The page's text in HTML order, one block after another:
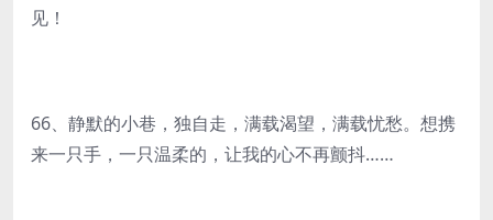
见！
66、静默的小巷，独自走，满载渴望，满载忧愁。想携
来一只手，一只温柔的，让我的心不再颤抖……